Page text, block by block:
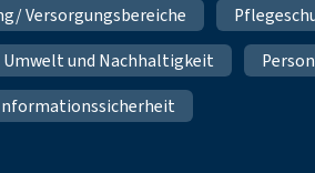
Versorgungsbereiche
Umwelt und Nachhaltigkeit